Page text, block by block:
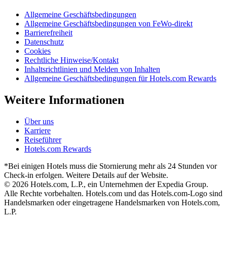
Allgemeine Geschäftsbedingungen
Allgemeine Geschäftsbedingungen von FeWo-direkt
Barrierefreiheit
Datenschutz
Cookies
Rechtliche Hinweise/Kontakt
Inhaltsrichtlinien und Melden von Inhalten
Allgemeine Geschäftsbedingungen für Hotels.com Rewards
Weitere Informationen
Über uns
Karriere
Reiseführer
Hotels.com Rewards
*Bei einigen Hotels muss die Stornierung mehr als 24 Stunden vor
Check-in erfolgen. Weitere Details auf der Website.
© 2026 Hotels.com, L.P., ein Unternehmen der Expedia Group.
Alle Rechte vorbehalten. Hotels.com und das Hotels.com-Logo sind
Handelsmarken oder eingetragene Handelsmarken von Hotels.com,
L.P.